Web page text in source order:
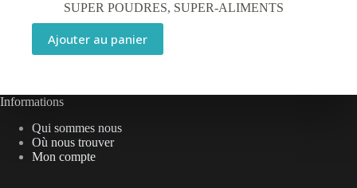
SUPER POUDRES, SUPER-ALIMENTS
Ajouter au panier
Informations
Qui sommes nous
Où nous trouver
Mon compte